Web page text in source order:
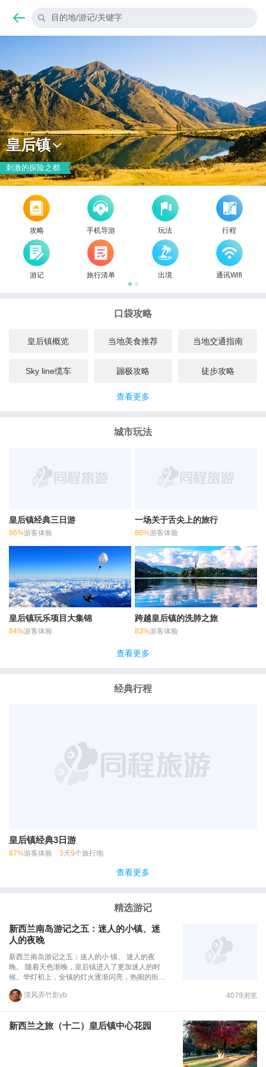
目的地/游记/关键字
皇后镇
刺激的探险之都
攻略 手机导游 玩法 行程
游记 旅行清单 出境 通讯Wifi
口袋攻略
皇后镇概览 当地美食推荐 当地交通指南
Sky line缆车 蹦极攻略 徒步攻略
查看更多
城市玩法
皇后镇经典三日游
86%游客体验
一场关于舌尖上的旅行
86%游客体验
皇后镇玩乐项目大集锦
84%游客体验
跨越皇后镇的洗肺之旅
83%游客体验
查看更多
经典行程
皇后镇经典3日游
87%游客体验 3天9个旅行地
查看更多
精选游记
新西兰南岛游记之五：迷人的小镇、迷
人的夜晚
新西兰南岛游记之五：迷人的小 镇、 迷人的夜
晚。 随着天色渐晚，皇后镇进入了更加迷人的时
候。华灯初上，全镇的灯火逐渐闪亮，热闹的街道
开始安静下来。傍晚后的小镇上人不多，不像白天
熙熙攘攘。空气湿润而清新，小镇沉寂而安静，使
这回儿完全放松下来。开始重复白天走过的道路。
清风弄竹影yb 4079浏览
新西兰之旅（十二）皇后镇中心花园